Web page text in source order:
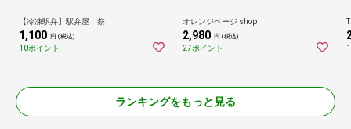
【冷凍駅弁】駅弁屋 祭
1,100 円 (税込)
10ポイント
オレンジページ shop
2,980 円 (税込)
27ポイント
ランキングをもっと見る